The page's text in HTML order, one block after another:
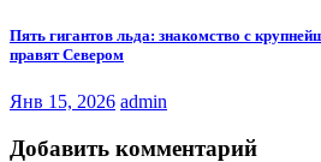
Пять гигантов льда: знакомство с
правят Севером
Янв 15, 2026 admin
Добавить комментарий